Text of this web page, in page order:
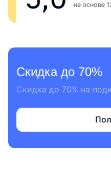
Скидка до 70%
Скидка до 70% на